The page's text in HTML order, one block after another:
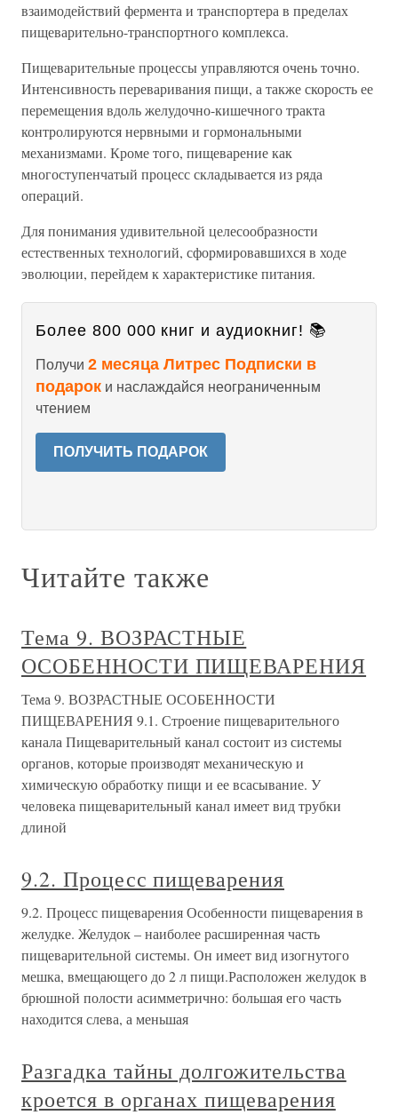
взаимодействий фермента и транспортера в пределах
пищеварительно-транспортного комплекса.
Пищеварительные процессы управляются очень точно.
Интенсивность переваривания пищи, а также скорость ее
перемещения вдоль желудочно-кишечного тракта
контролируются нервными и гормональными
механизмами. Кроме того, пищеварение как
многоступенчатый процесс складывается из ряда
операций.
Для понимания удивительной целесообразности
естественных технологий, сформировавшихся в ходе
эволюции, перейдем к характеристике питания.
Более 800 000 книг и аудиокниг! 📚
Получи 2 месяца Литрес Подписки в
подарок и наслаждайся неограниченным
чтением
ПОЛУЧИТЬ ПОДАРОК
Читайте также
Тема 9. ВОЗРАСТНЫЕ
ОСОБЕННОСТИ ПИЩЕВАРЕНИЯ
Тема 9. ВОЗРАСТНЫЕ ОСОБЕННОСТИ
ПИЩЕВАРЕНИЯ 9.1. Строение пищеварительного
канала Пищеварительный канал состоит из системы
органов, которые производят механическую и
химическую обработку пищи и ее всасывание. У
человека пищеварительный канал имеет вид трубки
длиной
9.2. Процесс пищеварения
9.2. Процесс пищеварения Особенности пищеварения в
желудке. Желудок – наиболее расширенная часть
пищеварительной системы. Он имеет вид изогнутого
мешка, вмещающего до 2 л пищи.Расположен желудок в
брюшной полости асимметрично: большая его часть
находится слева, а меньшая
Разгадка тайны долгожительства
кроется в органах пищеварения